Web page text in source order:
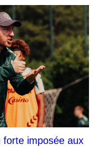
forte imposée aux